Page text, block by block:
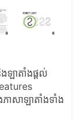
ងឡាតាំងផ្ដល់
ាសា​ឡាតាំង​ទាំង